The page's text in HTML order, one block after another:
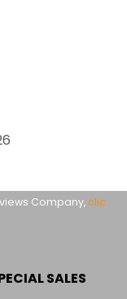
SALES
Company,clic